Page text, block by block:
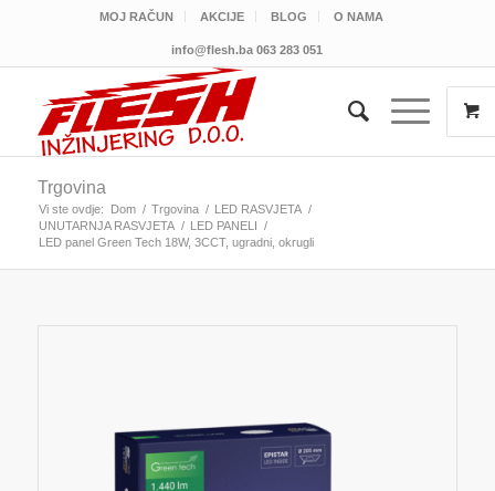
MOJ RAČUN AKCIJE BLOG O NAMA
info@flesh.ba 063 283 051
Trgovina
Vi ste ovdje: Dom / Trgovina / LED RASVJETA /
UNUTARNJA RASVJETA / LED PANELI /
LED panel Green Tech 18W, 3CCT, ugradni, okrugli